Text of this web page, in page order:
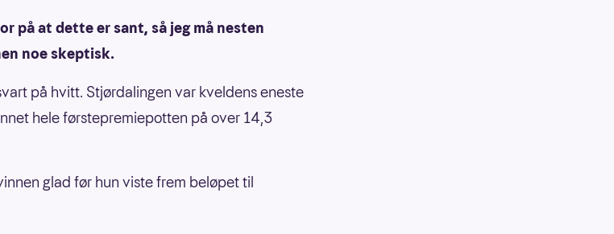
på at dette er sant, så jeg må nesten
noe skeptisk.
på hvitt. Stjørdalingen var kveldens eneste
hele førstepremiepotten på over 14,3
glad før hun viste frem beløpet til